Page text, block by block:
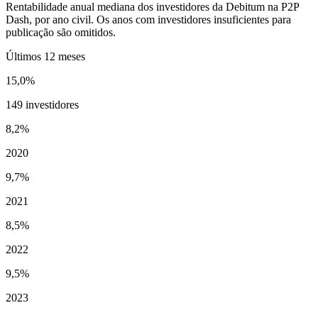
Rentabilidade anual mediana dos investidores da Debitum na P2P
Dash, por ano civil. Os anos com investidores insuficientes para
publicação são omitidos.
Últimos 12 meses
15,0%
149 investidores
8,2%
2020
9,7%
2021
8,5%
2022
9,5%
2023